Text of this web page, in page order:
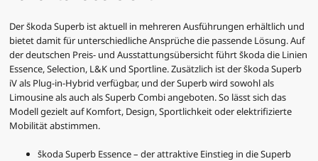
Der Škoda Superb ist aktuell in mehreren Ausführungen erhältlich und
bietet damit für unterschiedliche Ansprüche die passende Lösung. Auf
der deutschen Preis- und Ausstattungsübersicht führt Škoda die Linien
Essence, Selection, L&K und Sportline. Zusätzlich ist der Škoda Superb
iV als Plug-in-Hybrid verfügbar, und der Superb wird sowohl als
Limousine als auch als Superb Combi angeboten. So lässt sich das
Modell gezielt auf Komfort, Design, Sportlichkeit oder elektrifizierte
Mobilität abstimmen.
Škoda Superb Essence – der attraktive Einstieg in die Superb